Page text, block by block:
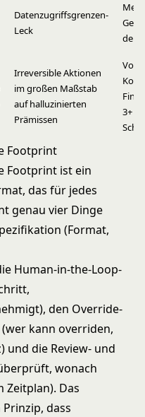
Datenzugriffsgrenzen-
Leck
dem
Irreversible Aktionen
im großen Maßstab
auf halluzinierten
Prämissen
Vor
3+
Footprint
Footprint ist ein
das für jedes
genau vier Dinge
(Format,
Human-in-the-Loop-
den Override-
kann overriden,
und die Review- und
wonach
Zeitplan). Das
dass